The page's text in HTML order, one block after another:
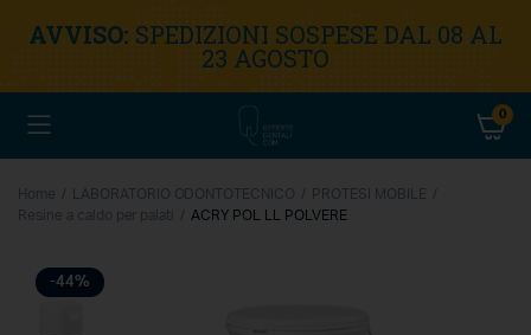
AVVISO: SPEDIZIONI SOSPESE DAL 08 AL
23 AGOSTO
0
Home LABORATORIO ODONTOTECNICO
PROTESI MOBILE
Resine a caldo per palati
ACRY POL LL POLVERE
-44%